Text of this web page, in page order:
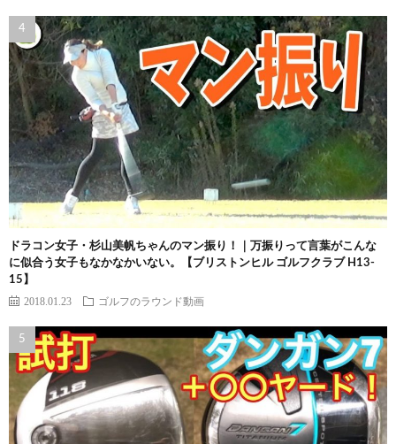
ドラコン女子・杉山美帆ちゃんのマン振り！｜万振りって言葉がこんな
に似合う女子もなかなかいない。【ブリストンヒル ゴルフクラブ H13-
15】
2018.01.23 ゴルフのラウンド動画